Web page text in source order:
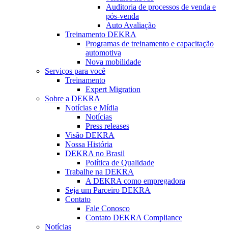
Auditoria de processos de venda e
pós-venda
Auto Avaliação
Treinamento DEKRA
Programas de treinamento e capacitação
automotiva
Nova mobilidade
Serviços para você
Treinamento
Expert Migration
Sobre a DEKRA
Notícias e Mídia
Notícias
Press releases
Visão DEKRA
Nossa História
DEKRA no Brasil
Política de Qualidade
Trabalhe na DEKRA
A DEKRA como empregadora
Seja um Parceiro DEKRA
Contato
Fale Conosco
Contato DEKRA Compliance
Notícias